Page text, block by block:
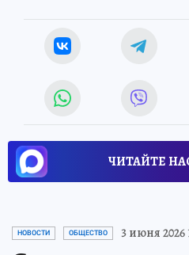
ЧИТАЙТЕ
НОВОСТИ ОБЩЕСТВО 3 июня 2026